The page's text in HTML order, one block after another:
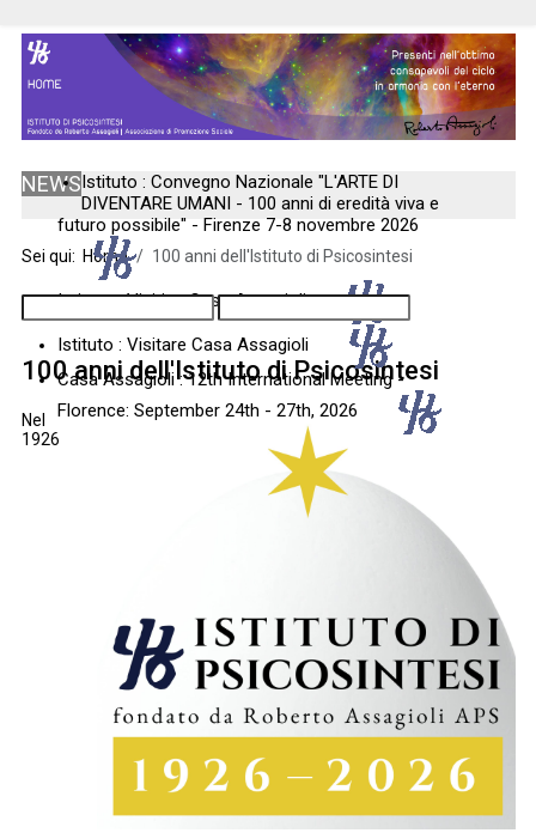
NEWSIstituto : Convegno Nazionale "L'ARTE DI
DIVENTARE UMANI - 100 anni di eredità viva e
futuro possibile" - Firenze 7-8 novembre 2026
Istituto : Visiting Casa Assagioli
Istituto : Visitare Casa Assagioli
Casa Assagioli : 12th International Meeting -
Florence: September 24th - 27th, 2026
Sei qui: Home 100 anni dell'Istituto di Psicosintesi
100 anni dell'Istituto di Psicosintesi
Nel
1926